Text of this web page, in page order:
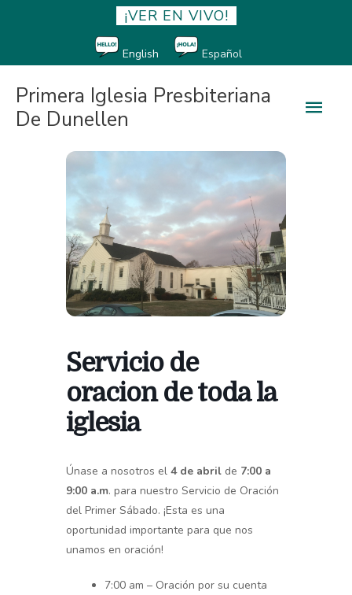
¡VER EN VIVO!
English Español
Primera Iglesia Presbiteriana
De Dunellen
Servicio de
oracion de toda la
iglesia
Únase a nosotros el 4 de abril de 7:00 a
9:00 a.m. para nuestro Servicio de Oración
del Primer Sábado. ¡Esta es una
oportunidad importante para que nos
unamos en oración!
7:00 am – Oración por su cuenta